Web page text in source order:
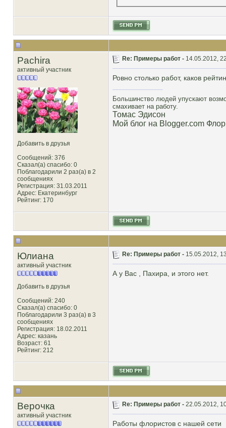
Pachira
активный участник
Добавить в друзья
Сообщений: 376
Сказал(а) спасибо: 0
Поблагодарили 2 раз(а) в 2
сообщениях
Регистрация: 31.03.2011
Адрес: Екатеринбург
Рейтинг: 170
Re: Примеры работ - 14.05.2012,
Ровно столько работ, каков
Большинство людей упускают
смахивает на работу.
Томас Эдисон
Мой блог на Blogger.com
Юлиана
активный участник
Добавить в друзья
Сообщений: 240
Сказал(а) спасибо: 0
Поблагодарили 3 раз(а) в 3
сообщениях
Регистрация: 18.02.2011
Адрес: казань
Возраст: 61
Рейтинг: 212
Re: Примеры работ - 15.05.2012,
А у Вас , Пахира, и этого нет.
Верочка
активный участник
Re: Примеры работ - 22.05.2012,
Работы флористов с нашей сети